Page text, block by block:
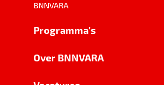
BNNVARA
Programma's
Over BNNVARA